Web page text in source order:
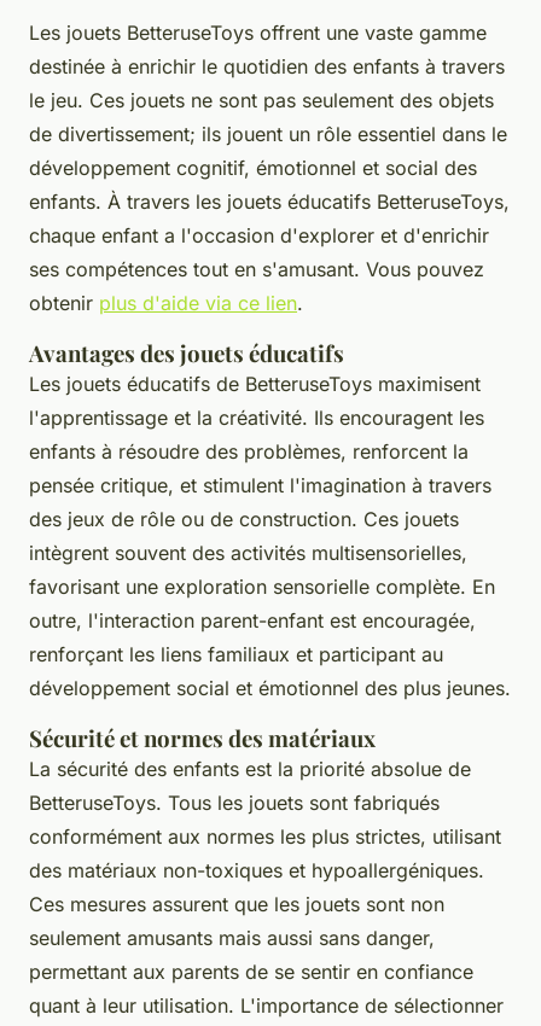
Les jouets BetteruseToys offrent une vaste gamme
destinée à enrichir le quotidien des enfants à travers
le jeu. Ces jouets ne sont pas seulement des objets
de divertissement; ils jouent un rôle essentiel dans le
développement cognitif, émotionnel et social des
enfants. À travers les jouets éducatifs BetteruseToys,
chaque enfant a l'occasion d'explorer et d'enrichir
ses compétences tout en s'amusant. Vous pouvez
obtenir plus d'aide via ce lien.
Avantages des jouets éducatifs
Les jouets éducatifs de BetteruseToys maximisent
l'apprentissage et la créativité. Ils encouragent les
enfants à résoudre des problèmes, renforcent la
pensée critique, et stimulent l'imagination à travers
des jeux de rôle ou de construction. Ces jouets
intègrent souvent des activités multisensorielles,
favorisant une exploration sensorielle complète. En
outre, l'interaction parent-enfant est encouragée,
renforçant les liens familiaux et participant au
développement social et émotionnel des plus jeunes.
Sécurité et normes des matériaux
La sécurité des enfants est la priorité absolue de
BetteruseToys. Tous les jouets sont fabriqués
conformément aux normes les plus strictes, utilisant
des matériaux non-toxiques et hypoallergéniques.
Ces mesures assurent que les jouets sont non
seulement amusants mais aussi sans danger,
permettant aux parents de se sentir en confiance
quant à leur utilisation. L'importance de sélectionner